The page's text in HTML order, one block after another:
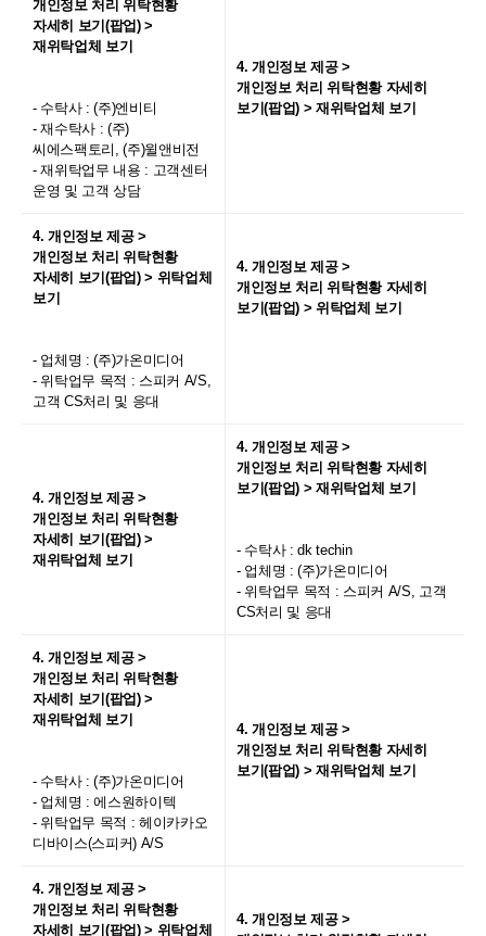
개인정보 처리 위탁현황
자세히 보기(팝업) >
재위탁업체 보기
- 수탁사 : (주)엔비티
- 재수탁사 : (주)
씨에스팩토리, (주)윌앤비전
- 재위탁업무 내용 : 고객센터
운영 및 고객 상담
4. 개인정보 제공 >
개인정보 처리 위탁현황 자세히
보기(팝업) > 재위탁업체 보기
4. 개인정보 제공 >
개인정보 처리 위탁현황
자세히 보기(팝업) > 위탁업체
보기
- 업체명 : (주)가온미디어
- 위탁업무 목적 : 스피커 A/S,
고객 CS처리 및 응대
4. 개인정보 제공 >
개인정보 처리 위탁현황 자세히
보기(팝업) > 위탁업체 보기
4. 개인정보 제공 >
개인정보 처리 위탁현황
자세히 보기(팝업) >
재위탁업체 보기
4. 개인정보 제공 >
개인정보 처리 위탁현황 자세히
보기(팝업) > 재위탁업체 보기
- 수탁사 : dk techin
- 업체명 : (주)가온미디어
- 위탁업무 목적 : 스피커 A/S, 고객
CS처리 및 응대
4. 개인정보 제공 >
개인정보 처리 위탁현황
자세히 보기(팝업) >
재위탁업체 보기
- 수탁사 : (주)가온미디어
- 업체명 : 에스원하이텍
- 위탁업무 목적 : 헤이카카오
디바이스(스피커) A/S
4. 개인정보 제공 >
개인정보 처리 위탁현황 자세히
보기(팝업) > 재위탁업체 보기
4. 개인정보 제공 >
개인정보 처리 위탁현황
자세히 보기(팝업) > 위탁업체
4. 개인정보 제공 >